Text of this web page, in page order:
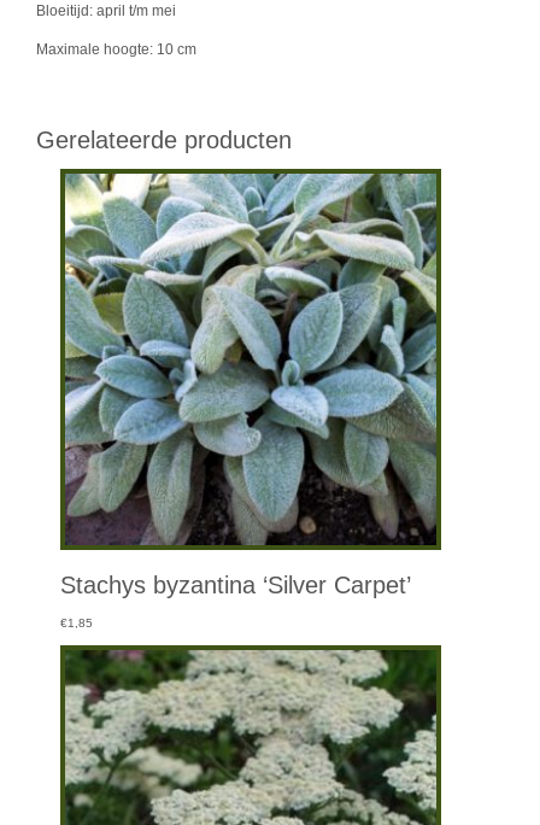
Bloeitijd: april t/m mei
Maximale hoogte: 10 cm
Gerelateerde producten
Stachys byzantina ‘Silver Carpet’
€1,85